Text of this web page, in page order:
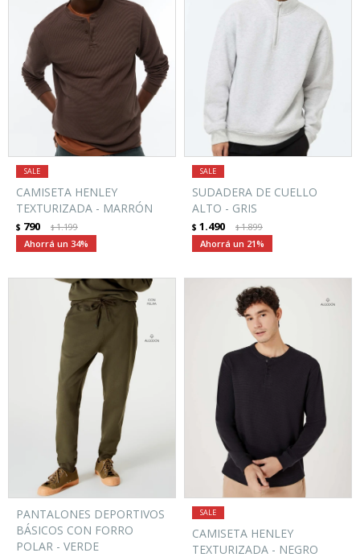
CAMISETA HENLEY
TEXTURIZADA - MARRÓN
$ 790 $1.199
34
SUDADERA DE CUELLO
ALTO - GRIS
$ 1.490 $1.899
21
PANTALONES DEPORTIVOS
BÁSICOS CON FORRO
POLAR - VERDE
CAMISETA HENLEY
TEXTURIZADA - NEGRO